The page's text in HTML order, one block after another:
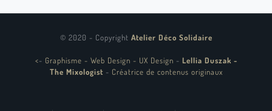
© 2020 - Copyright Atelier Déco Solidaire
<- Graphisme - Web Design - UX Design - Lellia Duszak -
The Mixologist - Créatrice de contenus originaux